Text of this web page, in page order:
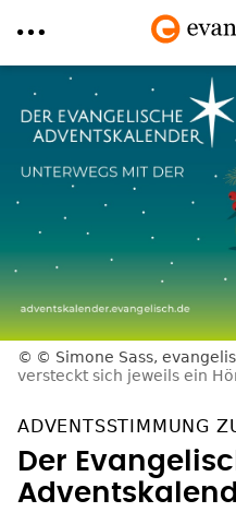
zum
Inhalt
© Simone Sass,
versteckt sich jeweils ein
ADVENTSSTIMMUNG
Der